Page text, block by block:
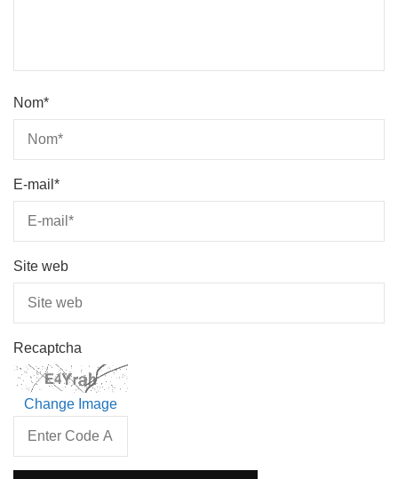
Nom*
E-mail *
Site web
Recaptcha
Change Image